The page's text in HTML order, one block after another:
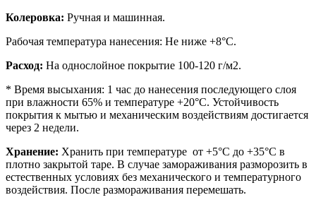
Колеровка: Ручная и машинная.
Рабочая температура нанесения: Не ниже +8°С.
Расход: На однослойное покрытие 100-120 г/м2.
* Время высыхания: 1 час до нанесения последующего слоя
при влажности 65% и температуре +20°С. Устойчивость
покрытия к мытью и механическим воздействиям достигается
через 2 недели.
Хранение: Хранить при температуре от +5°С до +35°С в
плотно закрытой таре. В случае замораживания разморозить в
естественных условиях без механического и температурного
воздействия. После размораживания перемешать.